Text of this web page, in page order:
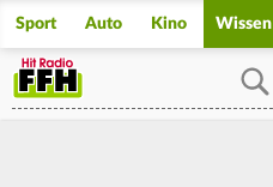
Sport Auto Kino Wissen